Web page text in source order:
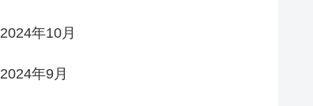
2024年10月
2024年9月